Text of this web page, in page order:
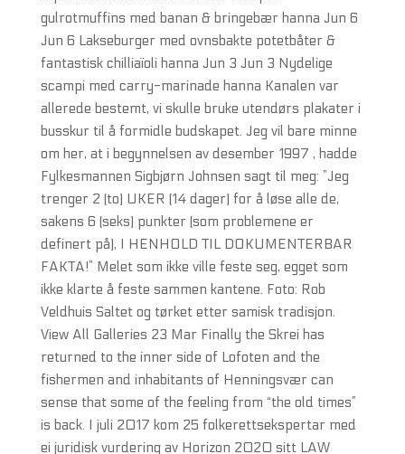
gulrotmuffins med banan & bringebær hanna Jun 6
Jun 6 Lakseburger med ovnsbakte potetbåter &
fantastisk chilliaïoli hanna Jun 3 Jun 3 Nydelige
scampi med carry-marinade hanna Kanalen var
allerede bestemt, vi skulle bruke utendørs plakater i
busskur til å formidle budskapet. Jeg vil bare minne
om her, at i begynnelsen av desember 1997 , hadde
Fylkesmannen Sigbjørn Johnsen sagt til meg: ”Jeg
trenger 2 (to) UKER (14 dager) for å løse alle de,
sakens 6 (seks) punkter (som problemene er
definert på), I HENHOLD TIL DOKUMENTERBAR
FAKTA!” Melet som ikke ville feste seg, egget som
ikke klarte å feste sammen kantene. Foto: Rob
Veldhuis Saltet og tørket etter samisk tradisjon.
View All Galleries 23 Mar Finally the Skrei has
returned to the inner side of Lofoten and the
fishermen and inhabitants of Henningsvær can
sense that some of the feeling from “the old times”
is back. I juli 2017 kom 25 folkerettsekspertar med
ei juridisk vurdering av Horizon 2020 sitt LAW